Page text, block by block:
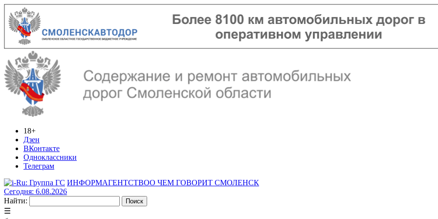
18+
Дзен
ВКонтакте
Одноклассники
Телеграм
ИНФОРМАГЕНТСТВОО ЧЕМ ГОВОРИТ СМОЛЕНСК
Сегодня: 6.08.2026
Найти:
☰